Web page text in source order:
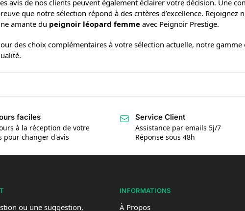
avis de nos clients peuvent également éclairer votre décision. Une
que notre sélection répond à des critères d’excellence. Rejoignez
amante du peignoir léopard femmeavec Peignoir Prestige.
des choix complémentaires à votre sélection actuelle, notre gamme
faciles
à la réception de votre
pour changer d'avis
Service Client
Assistance par emails 5j/7
Réponse sous 48h
ou une suggestion,
INFORMATIONS
À Propos